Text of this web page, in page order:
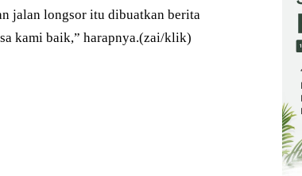
jalan longsor itu dibuatkan berita
kami baik,” harapnya.(zai/klik)